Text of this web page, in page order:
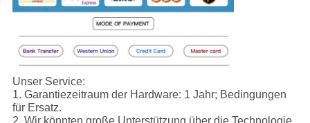
Unser Service:
1. Garantiezeitraum der Hardware: 1 Jahr; Bedingungen
für Ersatz.
2. Wir könnten große Unterstützung über die Technologie